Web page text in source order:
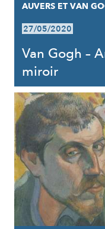
AUVERS ET VAN
27/05/2020
Van Gogh –
miroir